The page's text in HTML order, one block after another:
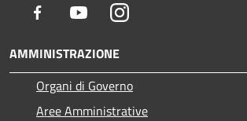
Facebook YoutubeInstagram
AMMINISTRAZIONE
Organi di Governo
Aree Amministrative